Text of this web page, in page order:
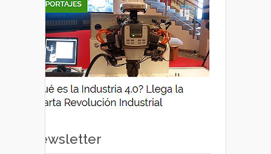
Newsletter